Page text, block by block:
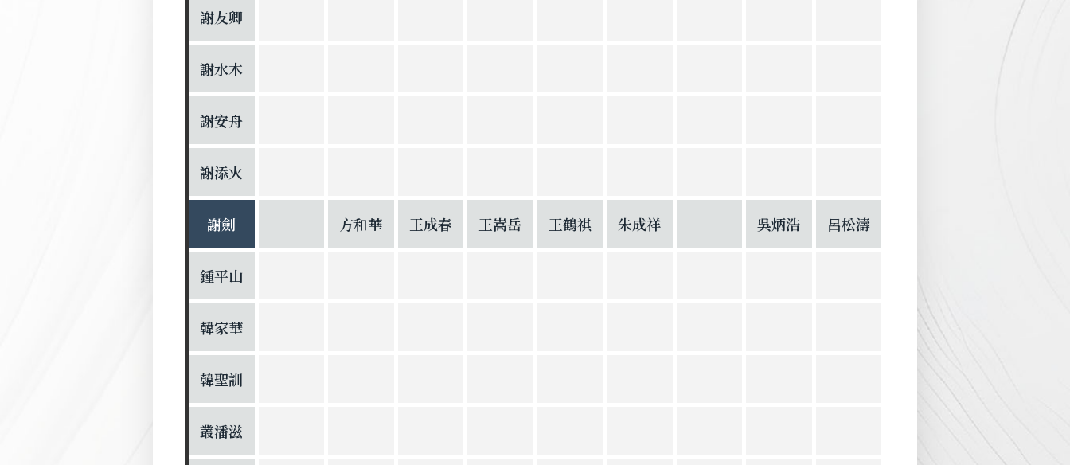
謝友卿
謝水木
謝安舟
謝添火
謝劍
鍾平山
韓家華
韓聖訓
叢潘滋
方和華 王成春 王嵩岳 王鶴祺 朱成祥 吳炳浩 呂松濤